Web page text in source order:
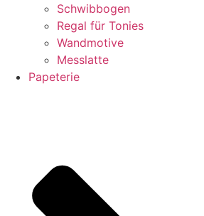
Schwibbogen
Regal für Tonies
Wandmotive
Messlatte
Papeterie